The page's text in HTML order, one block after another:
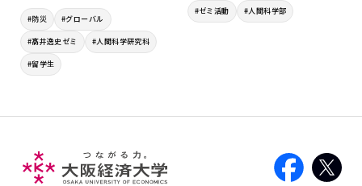
#防災 #グローバル
#髙井逸史ゼミ #人間科学研究科
#留学生
#ゼミ活動 #人間科学部